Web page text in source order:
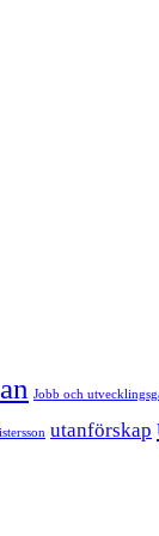
Jobb och
utanförskap